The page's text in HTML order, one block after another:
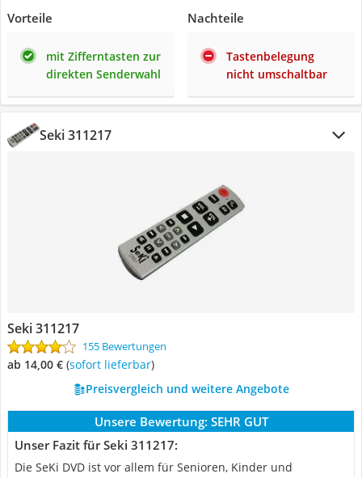
Vorteile
mit Zifferntasten zur
direkten Senderwahl
Nachteile
Tastenbelegung
nicht umschaltbar
Seki 311217
Seki 311217
155 Bewertungen
ab 14,00 € ( Sofort lieferbar)
Preisvergleich und weitere Angebote
Unsere Bewertung: SEHR GUT
Unser Fazit für Seki 311217:
Die SeKi DVD ist vor allem für Senioren, Kinder und